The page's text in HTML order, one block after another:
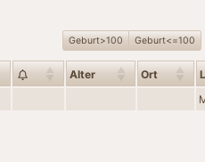
Geburt>100 Geburt<=100
Alter Ort